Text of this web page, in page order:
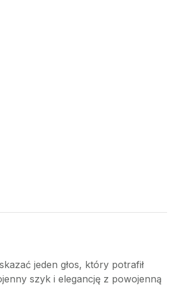
jeden głos, który potrafił
szyk i elegancję z powojenną